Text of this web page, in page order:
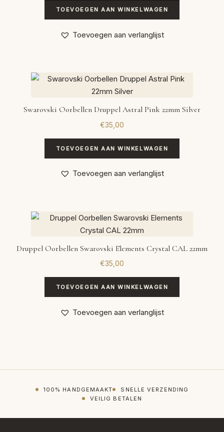
TOEVOEGEN AAN WINKELWAGEN
Toevoegen aan verlanglijst
Swarovski Oorbellen Druppel Astral Pink 22mm Silver
€35,00
TOEVOEGEN AAN WINKELWAGEN
Toevoegen aan verlanglijst
Druppel Oorbellen Swarovski Elements Crystal CAL 22mm
€35,00
TOEVOEGEN AAN WINKELWAGEN
Toevoegen aan verlanglijst
100% HANDGEMAAKT
SNELLE VERZENDING
VEILIG BETALEN